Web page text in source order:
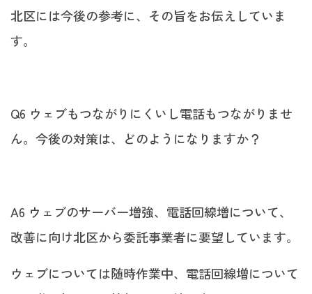
北区には今後の参考に、その旨をお伝えしていま
す。
Q6 ウェブもつながりにくいし電話もつながりませ
ん。今後の対策は、どのようになりますか？
A6 ウェブのサーバー増強、電話回線増について、
改善に向け北区から委託事業者に要望しています。
ウェブについては随時作業中、電話回線増について